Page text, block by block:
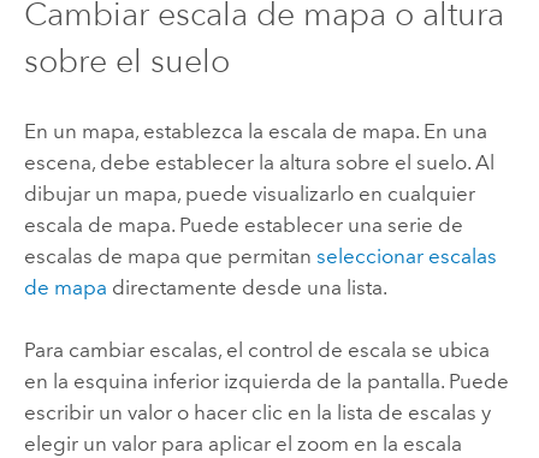
Cambiar escala de mapa o altura
sobre el suelo
En un mapa, establezca la escala de mapa. En una
escena, debe establecer la altura sobre el suelo. Al
dibujar un mapa, puede visualizarlo en cualquier
escala de mapa. Puede establecer una serie de
escalas de mapa que permitan seleccionar escalas
de mapa directamente desde una lista.
Para cambiar escalas, el control de escala se ubica
en la esquina inferior izquierda de la pantalla. Puede
escribir un valor o hacer clic en la lista de escalas y
elegir un valor para aplicar el zoom en la escala